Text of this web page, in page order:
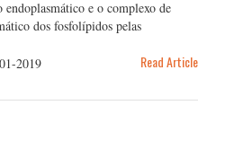
e o complexo de
dos fosfolípidos pelas
2019 Read Article